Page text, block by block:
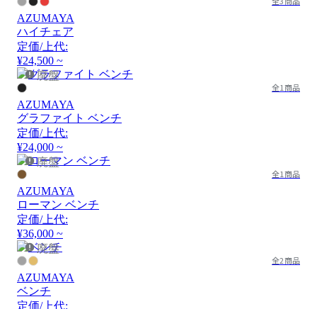
AZUMAYA
ハイチェア
定価/上代:
¥24,500 ~
廃盤
全1商品
AZUMAYA
グラファイト ベンチ
定価/上代:
¥24,000 ~
廃盤
全1商品
AZUMAYA
ローマン ベンチ
定価/上代:
¥36,000 ~
廃盤
全2商品
AZUMAYA
ベンチ
定価/上代: